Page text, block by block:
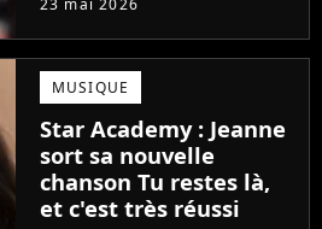
un "nouveau projet" en
lien avec... le cinéma ?
La finaliste de la Star
Academy divulgue...
23 mai 2026
MUSIQUE
Star Academy : Jeanne
sort sa nouvelle
chanson Tu restes là,
et c'est très réussi